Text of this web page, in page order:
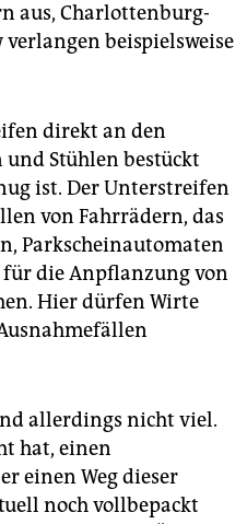
aus, Charlottenburg-
beispielsweise
direkt an den
Stühlen bestückt
ist. Der Unterstreifen
von Fahrrädern, das
Parkscheinautomaten
die Anpflanzung von
Hier dürfen Wirte
allerdings nicht viel.
hat, einen
einen Weg dieser
noch vollbepackt